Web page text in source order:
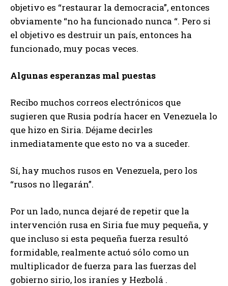
objetivo es “restaurar la democracia”, entonces
obviamente “no ha funcionado nunca “. Pero si
el objetivo es destruir un país, entonces ha
funcionado, muy pocas veces.
Algunas esperanzas mal puestas
Recibo muchos correos electrónicos que
sugieren que Rusia podría hacer en Venezuela lo
que hizo en Siria. Déjame decirles
inmediatamente que esto no va a suceder.
Sí, hay muchos rusos en Venezuela, pero los
“rusos no llegarán”.
Por un lado, nunca dejaré de repetir que la
intervención rusa en Siria fue muy pequeña, y
que incluso si esta pequeña fuerza resultó
formidable, realmente actuó sólo como un
multiplicador de fuerza para las fuerzas del
gobierno sirio, los iraníes y Hezbolá .